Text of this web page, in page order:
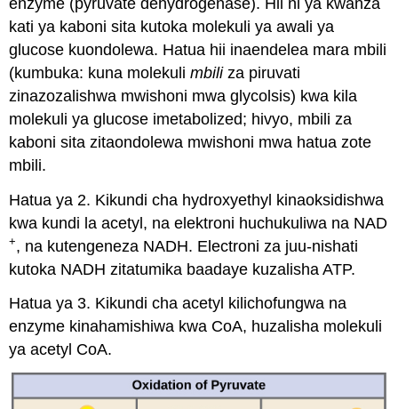
kati ya kaboni sita kutoka molekuli ya awali ya
glucose kuondolewa. Hatua hii inaendelea mara mbili
(kumbuka: kuna molekulimbiliza piruvati
zinazozalishwa mwishoni mwa glycolsis) kwa kila
molekuli ya glucose imetabolized; hivyo, mbili za
kaboni sita zitaondolewa mwishoni mwa hatua zote
mbili.
Hatua ya 2. Kikundi cha hydroxyethyl kinaoksidishwa
kwa kundi la acetyl, na elektroni huchukuliwa na NAD
+, na kutengeneza NADH. Electroni za juu-nishati
kutoka NADH zitatumika baadaye kuzalisha ATP.
Hatua ya 3. Kikundi cha acetyl kilichofungwa na
enzyme kinahamishiwa kwa CoA, huzalisha molekuli
ya acetyl CoA.